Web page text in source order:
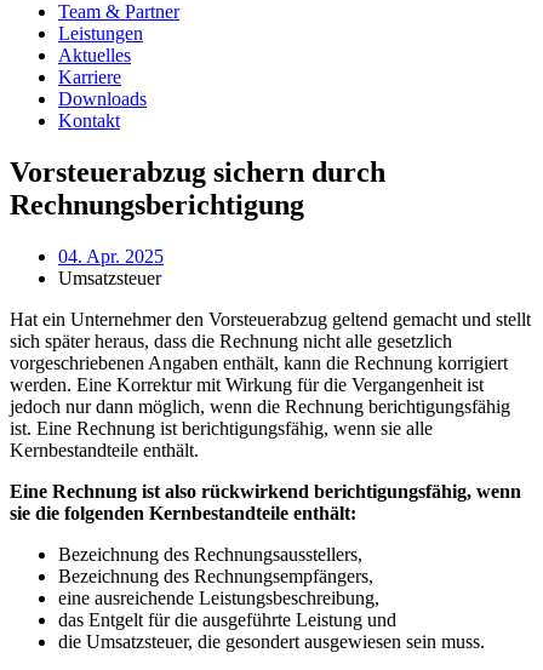
Team & Partner
Leistungen
Aktuelles
Karriere
Downloads
Kontakt
Vorsteuerabzug sichern durch
Rechnungsberichtigung
04. Apr. 2025
Umsatzsteuer
Hat ein Unternehmer den Vorsteuerabzug geltend gemacht und stellt
sich später heraus, dass die Rechnung nicht alle gesetzlich
vorgeschriebenen Angaben enthält, kann die Rechnung korrigiert
werden. Eine Korrektur mit Wirkung für die Vergangenheit ist
jedoch nur dann möglich, wenn die Rechnung berichtigungsfähig
ist. Eine Rechnung ist berichtigungsfähig, wenn sie alle
Kernbestandteile enthält.
Eine Rechnung ist also rückwirkend berichtigungsfähig, wenn
sie die folgenden Kernbestandteile enthält:
Bezeichnung des Rechnungsausstellers,
Bezeichnung des Rechnungsempfängers,
eine ausreichende Leistungsbeschreibung,
das Entgelt für die ausgeführte Leistung und
die Umsatzsteuer, die gesondert ausgewiesen sein muss.